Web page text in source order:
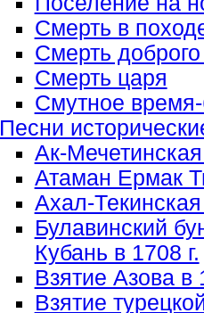
Смерть в
Смерть
Смерть царя
Смутное
Песни
Ак-
Атаман Ермак
Ахал-Текинская
Булавинский
Кубань в 1708 г.
Взятие Азова в
Взятие